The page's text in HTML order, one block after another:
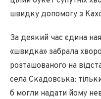
швидку допомогу з
За деякий час єдина
«швидка» забрала
розташованого на
села Скадовська:
б могли надати йому